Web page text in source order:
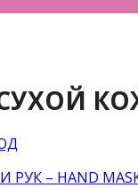
– HAND